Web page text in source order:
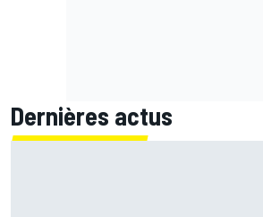
Dernières actus